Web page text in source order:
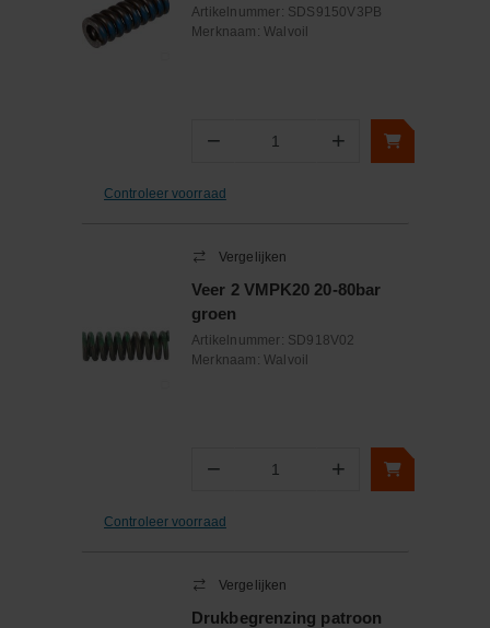
Artikelnummer: SDS9150V3PB
Merknaam: Walvoil
− Aantal +
Controleer voorraad
Vergelijken
Veer 2 VMPK20 20-80bar
groen
Artikelnummer: SD918V02
Merknaam: Walvoil
− Aantal +
Controleer voorraad
Vergelijken
Drukbegrenzing patroon